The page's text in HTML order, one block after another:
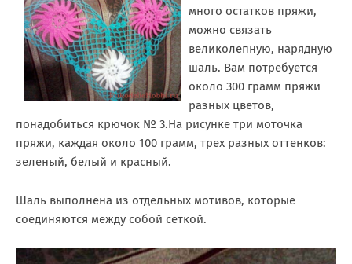
много остатков пряжи,
можно связать
великолепную, нарядную
шаль. Вам потребуется
около 300 грамм пряжи
разных цветов,
понадобиться крючок № 3.На рисунке три моточка
пряжи, каждая около 100 грамм, трех разных оттенков:
зеленый, белый и красный.
Шаль выполнена из отдельных мотивов, которые
соединяются между собой сеткой.